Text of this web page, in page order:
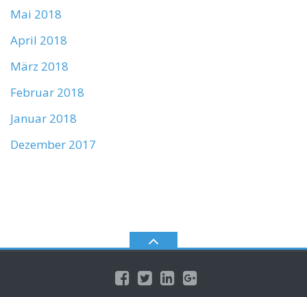
Mai 2018
April 2018
März 2018
Februar 2018
Januar 2018
Dezember 2017